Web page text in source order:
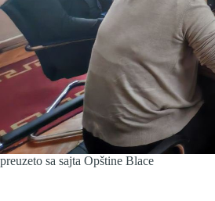
preuzeto sa sajta Opštine Blace